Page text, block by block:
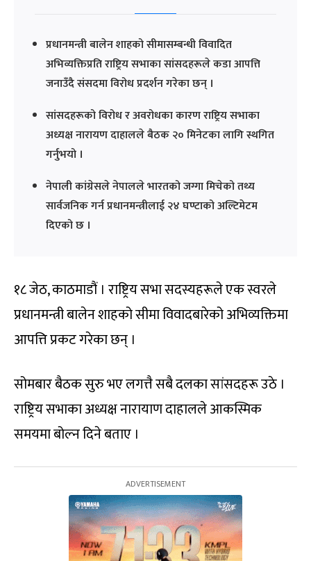
प्रधानमन्त्री बालेन शाहको सीमासम्बन्धी विवादित
अभिव्यक्तिप्रति राष्ट्रिय सभाका सांसदहरूले कडा आपत्ति
जनाउँदै संसदमा विरोध प्रदर्शन गरेका छन् ।
सांसदहरूको विरोध र अवरोधका कारण राष्ट्रिय सभाका
अध्यक्ष नारायण दाहालले बैठक २० मिनेटका लागि स्थगित
गर्नुभयो ।
नेपाली कांग्रेसले नेपालले भारतको जग्गा मिचेको तथ्य
सार्वजनिक गर्न प्रधानमन्त्रीलाई २४ घण्टाको अल्टिमेटम
दिएको छ ।
१८ जेठ, काठमाडौं । राष्ट्रिय सभा सदस्यहरूले एक स्वरले
प्रधानमन्त्री बालेन शाहको सीमा विवादबारेको अभिव्यक्तिमा
आपत्ति प्रकट गरेका छन् ।
सोमबार बैठक सुरु भए लगत्तै सबै दलका सांसदहरू उठे ।
राष्ट्रिय सभाका अध्यक्ष नारायाण दाहालले आकस्मिक
समयमा बोल्न दिने बताए ।